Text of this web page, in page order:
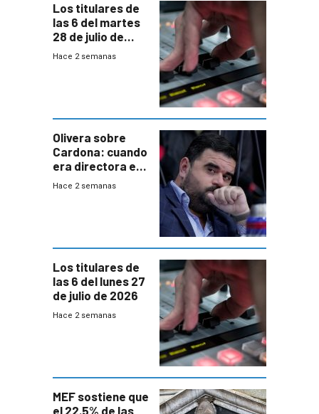
Los titulares de
las 6 del martes
28 de julio de
2026
Hace 2 semanas
Olivera sobre
Cardona: cuando
era directora en
UTE “no era muy
Hace 2 semanas
Los titulares de
las 6 del lunes 27
de julio de 2026
Hace 2 semanas
MEF sostiene que
el 22.5% de las